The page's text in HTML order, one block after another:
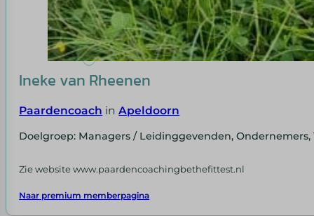
Ineke van Rheenen
Paardencoach inApeldoorn
Doelgroep: Managers / Leidinggevenden, Ondernemers,
Zie website www.paardencoachingbethefittest.nl
Naar premium memberpagina